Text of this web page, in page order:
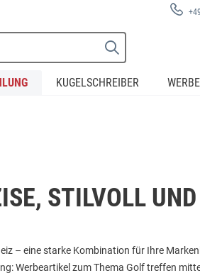
KUGELSCHREIBER
STILVOLL UND
– eine starke Kombination für Ihre
Werbeartikel zum Thema Golf treffen